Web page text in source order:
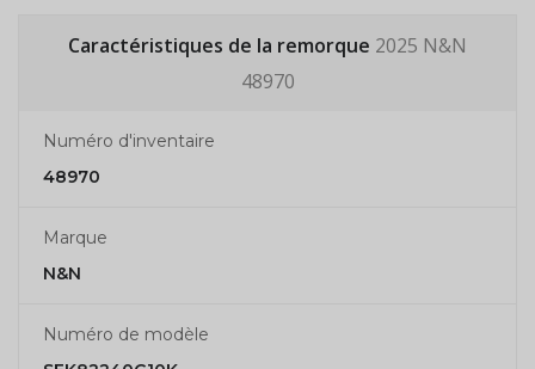
Caractéristiques de la remorque 2025 N&N
48970
Numéro d'inventaire
48970
Marque
N&N
Numéro de modèle